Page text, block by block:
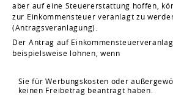
aber auf eine Steuererstattung hoffen,
zur Einkommensteuer veranlagt zu
(Antragsveranlagung).
Der Antrag auf
beispielsweise lohnen, wenn
Sie für Werbungskosten oder
keinen Freibetrag beantragt haben.